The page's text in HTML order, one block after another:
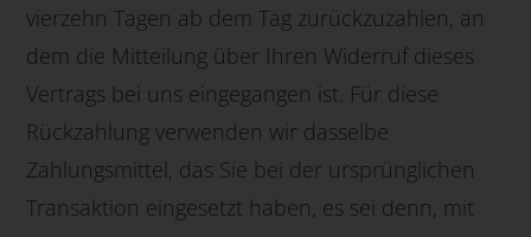
vierzehn Tagen ab dem Tag zurückzuzahlen, an
dem die Mitteilung über Ihren Widerruf dieses
Vertrags bei uns eingegangen ist. Für diese
Rückzahlung verwenden wir dasselbe
Zahlungsmittel, das Sie bei der ursprünglichen
Transaktion eingesetzt haben, es sei denn, mit